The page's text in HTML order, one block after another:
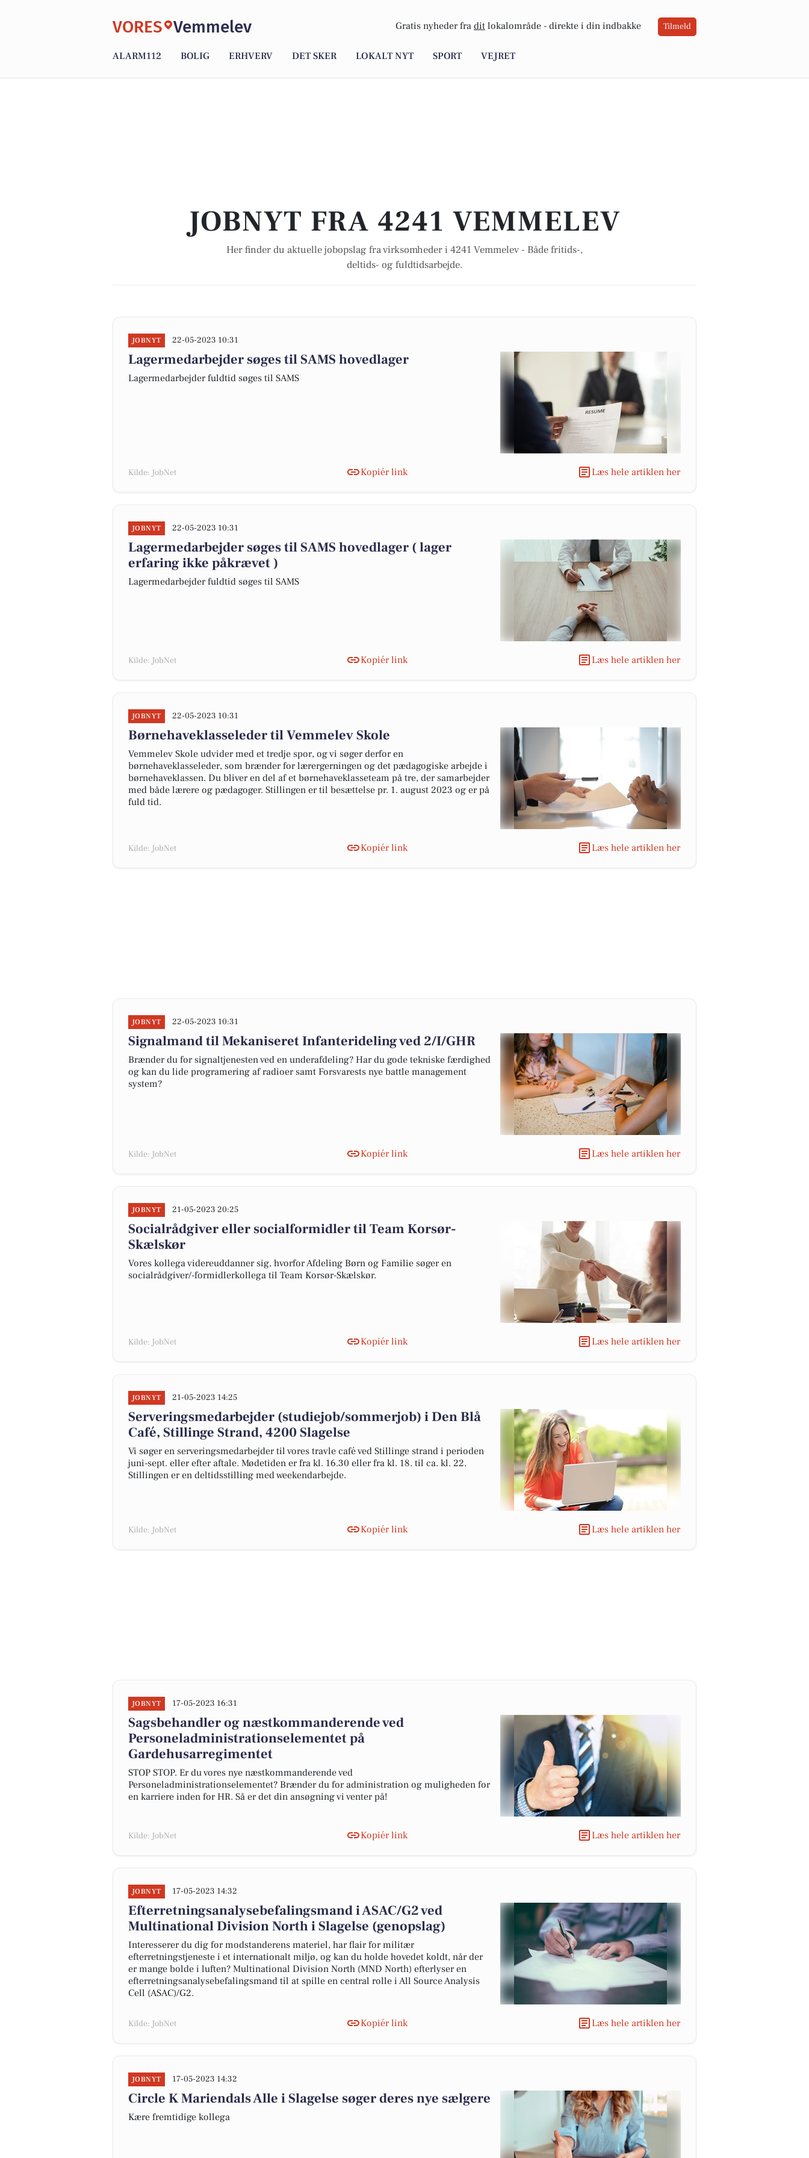
VORES Vemmelev Gratis nyheder fra dit lokalområde - direkte i din indbakke Tilmeld
ALARM112 BOLIG ERHVERV DET SKER LOKALT NYT SPORT VEJRET
JOBNYT FRA 4241 VEMMELEV
Her finder du aktuelle jobopslag fra virksomheder i 4241 Vemmelev - Både fritids-,
deltids- og fuldtidsarbejde.
JOBNYT 22-05-2023 10:31
Lagermedarbejder søges til SAMS hovedlager
Lagermedarbejder fuldtid søges til SAMS
Kilde: JobNet Kopiér link Læs hele artiklen her
JOBNYT 22-05-2023 10:31
Lagermedarbejder søges til SAMS hovedlager ( lager
erfaring ikke påkrævet )
Lagermedarbejder fuldtid søges til SAMS
Kilde: JobNet Kopiér link Læs hele artiklen her
JOBNYT 22-05-2023 10:31
Børnehaveklasseleder til Vemmelev Skole
Vemmelev Skole udvider med et tredje spor, og vi søger derfor en
børnehaveklasseleder, som brænder for lærergerningen og det pædagogiske arbejde i
børnehaveklassen. Du bliver en del af et børnehaveklasseteam på tre, der samarbejder
med både lærere og pædagoger. Stillingen er til besættelse pr. 1. august 2023 og er på
fuld tid.
Kilde: JobNet Kopiér link Læs hele artiklen her
JOBNYT 22-05-2023 10:31
Signalmand til Mekaniseret Infanterideling ved 2/I/GHR
Brænder du for signaltjenesten ved en underafdeling? Har du gode tekniske færdighed
og kan du lide programering af radioer samt Forsvarests nye battle management
system?
Kilde: JobNet Kopiér link Læs hele artiklen her
JOBNYT 21-05-2023 20:25
Socialrådgiver eller socialformidler til Team Korsør-
Skælskør
Vores kollega videreuddanner sig, hvorfor Afdeling Børn og Familie søger en
socialrådgiver/-formidlerkollega til Team Korsør-Skælskør.
Kilde: JobNet Kopiér link Læs hele artiklen her
JOBNYT 21-05-2023 14:25
Serveringsmedarbejder (studiejob/sommerjob) i Den Blå
Café, Stillinge Strand, 4200 Slagelse
Vi søger en serveringsmedarbejder til vores travle café ved Stillinge strand i perioden
juni-sept. eller efter aftale. Mødetiden er fra kl. 16.30 eller fra kl. 18. til ca. kl. 22.
Stillingen er en deltidsstilling med weekendarbejde.
Kilde: JobNet Kopiér link Læs hele artiklen her
JOBNYT 17-05-2023 16:31
Sagsbehandler og næstkommanderende ved
Personeladministrationselementet på
Gardehusarregimentet
STOP STOP. Er du vores nye næstkommanderende ved
Personeladministrationselementet? Brænder du for administration og muligheden for
en karriere inden for HR. Så er det din ansøgning vi venter på!
Kilde: JobNet Kopiér link Læs hele artiklen her
JOBNYT 17-05-2023 14:32
Efterretningsanalysebefalingsmand i ASAC/G2 ved
Multinational Division North i Slagelse (genopslag)
Interesserer du dig for modstanderens materiel, har flair for militær
efterretningstjeneste i et internationalt miljø, og kan du holde hovedet koldt, når der
er mange bolde i luften? Multinational Division North (MND North) efterlyser en
efterretningsanalysebefalingsmand til at spille en central rolle i All Source Analysis
Cell (ASAC)/G2.
Kilde: JobNet Kopiér link Læs hele artiklen her
JOBNYT 17-05-2023 14:32
Circle K Mariendals Alle i Slagelse søger deres nye sælgere
Kære fremtidige kollega